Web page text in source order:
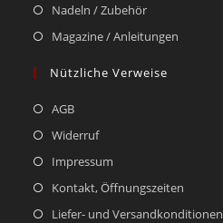
Nadeln / Zubehör
Magazine / Anleitungen
Nützliche Verweise
AGB
Widerruf
Impressum
Kontakt, Öffnungszeiten
Liefer- und Versandkonditionen